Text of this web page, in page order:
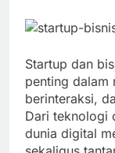
Startup dan
penting dalam
berinteraksi,
Dari teknologi
dunia digital